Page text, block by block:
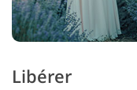
Libérer